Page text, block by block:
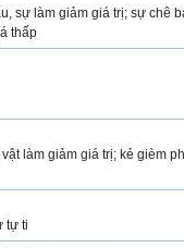
sự làm giảm giá trị; sự chê
thấp
làm giảm giá trị; kẻ gièm
tự ti